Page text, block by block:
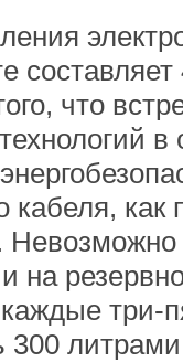
что
кабеля, как
Невозможно
на
три-
300